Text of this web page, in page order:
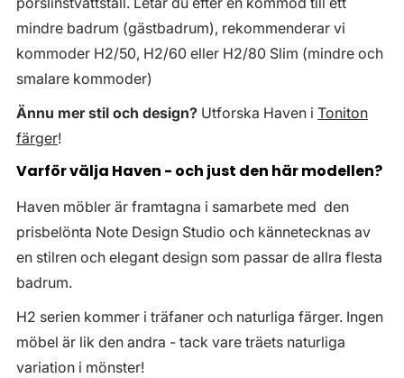
mindre badrum (gästbadrum), rekommenderar vi
kommoder H2/50, H2/60 eller H2/80 Slim (mindre och
smalare kommoder)
Ännu mer stil och design? Utforska Haven i Toniton
färger!
Varför välja Haven - och just den här modellen?
Haven möbler är framtagna i samarbete med den
prisbelönta Note Design Studio och kännetecknas av
en stilren och elegant design som passar de allra flesta
badrum.
H2 serien kommer i träfaner och naturliga färger. Ingen
möbel är lik den andra - tack vare träets naturliga
variation i mönster!